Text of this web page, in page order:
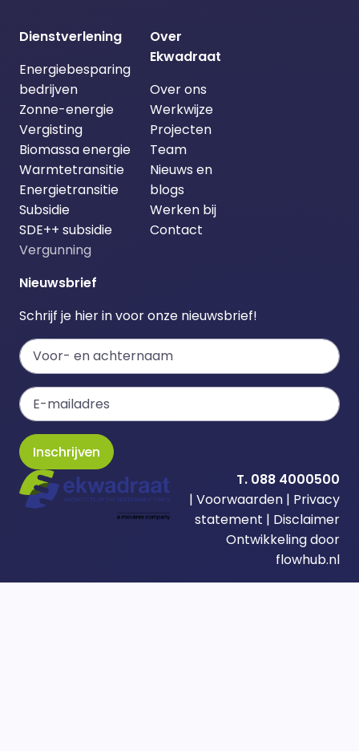
Dienstverlening
Energiebesparing
bedrijven
Zonne-energie
Vergisting
Biomassa energie
Warmtetransitie
Energietransitie
Subsidie
SDE++ subsidie
Vergunning
Over
Ekwadraat
Over ons
Werkwijze
Projecten
Team
Nieuws en
blogs
Werken bij
Contact
Nieuwsbrief
Schrijf je hier in voor onze nieuwsbrief!
Inschrijven
T. 088 4000500
| Voorwaarden | Privacy
statement | Disclaimer
Ontwikkeling door
flowhub.nl